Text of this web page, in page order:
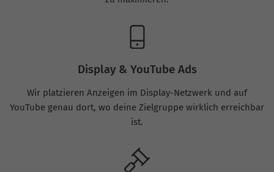
Display & YouTube Ads
Wir platzieren Anzeigen im Display-Netzwerk und auf
YouTube genau dort, wo deine Zielgruppe wirklich erreichbar
ist.